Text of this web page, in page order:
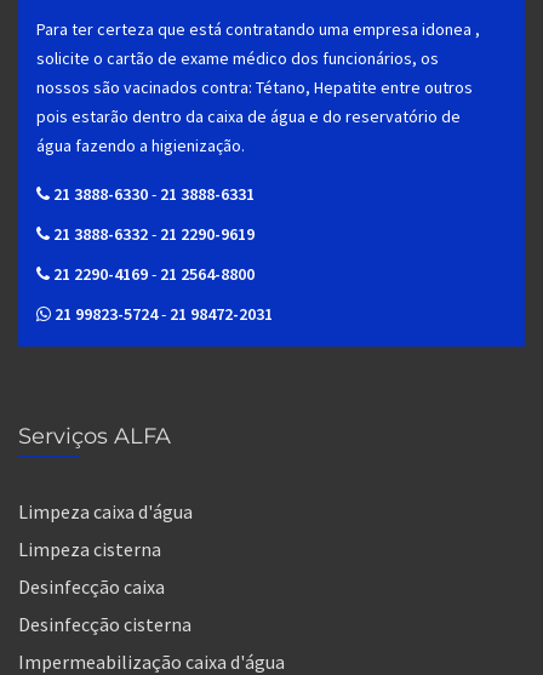
Para ter certeza que está contratando uma empresa idonea ,
solicite o cartão de exame médico dos funcionários, os
nossos são vacinados contra: Tétano, Hepatite entre outros
pois estarão dentro da caixa de água e do reservatório de
água fazendo a higienização.
21 3888-6330- 21 3888-6331
21 3888-6332- 21 2290-9619
21 2290-4169- 21 2564-8800
21 99823-5724- 21 98472-2031
Serviços ALFA
Limpeza caixa d'água
Limpeza cisterna
Desinfecção caixa
Desinfecção cisterna
Impermeabilização caixa d'água